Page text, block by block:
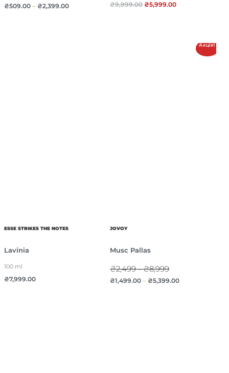
₴509.00– ₴2,399.00 ₴9,999.00 ₴5,999.00
ESSE STRIKES THE NOTES
Lavinia
100 ml
₴7,999.00
Акція!
JOVOY
Musc Pallas
₴2,499 - ₴8,999
₴1,499.00 – ₴5,399.00